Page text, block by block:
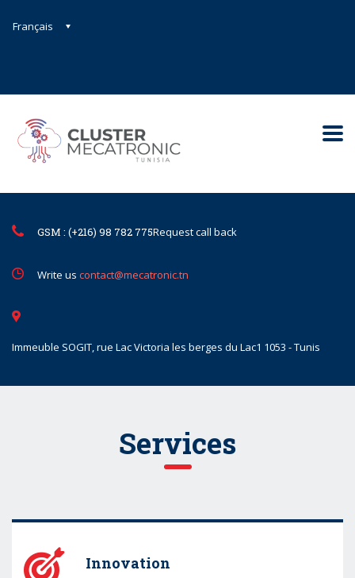
Français
GSM : (+216) 98 782 775Request call back
Write us contact@mecatronic.tn
Immeuble SOGIT, rue Lac Victoria les berges du Lac1 1053 - Tunis
Services
Innovation